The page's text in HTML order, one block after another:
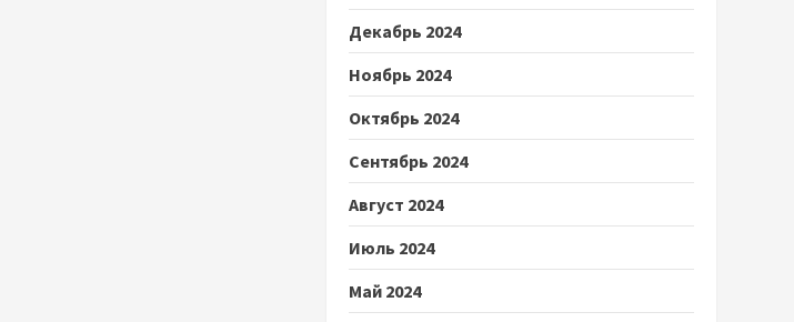
Декабрь 2024
Ноябрь 2024
Октябрь 2024
Сентябрь 2024
Август 2024
Июль 2024
Май 2024